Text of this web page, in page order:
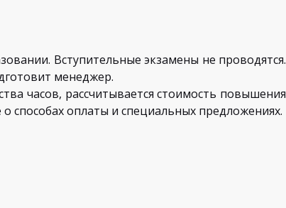
Вступительные экзамены не проводятся.
менеджер.
часов, рассчитывается стоимость повышения
способах оплаты и специальных предложениях.